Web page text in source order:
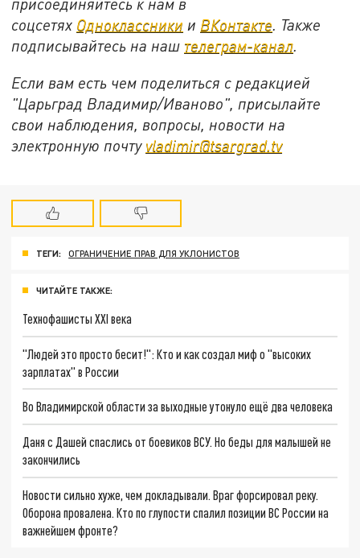
соцсетях Одноклассники и ВКонтакте. Также
подписывайтесь на наш телеграм-канал.
Если вам есть чем поделиться с редакцией
"Царьград Владимир/Иваново", присылайте
свои наблюдения, вопросы, новости на
электронную почту vladimir@tsargrad.tv
ТЕГИ: ОГРАНИЧЕНИЕ ПРАВ ДЛЯ УКЛОНИСТОВ
ЧИТАЙТЕ ТАКЖЕ:
Технофашисты XXI века
"Людей это просто бесит!": Кто и как создал миф о "высоких
зарплатах" в России
Во Владимирской области за выходные утонуло ещё два человека
Даня с Дашей спаслись от боевиков ВСУ. Но беды для малышей не
закончились
Новости сильно хуже, чем докладывали. Враг форсировал реку.
Оборона провалена. Кто по глупости спалил позиции ВС России на
важнейшем фронте?